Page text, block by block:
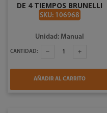
DE 4 TIEMPOS BRUNELLI
GX270S
SKU: 106968
Unidad: Manual
CANTIDAD:
AÑADIR AL CARRITO